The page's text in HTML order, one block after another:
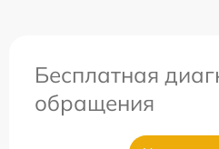
Бесплатная
обращения